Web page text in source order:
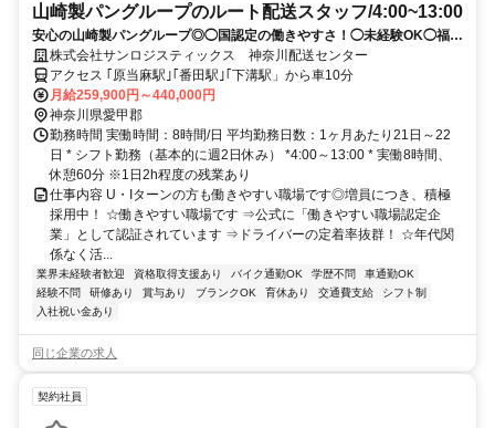
山崎製パングループのルート配送スタッフ/4:00~13:00
安心の山崎製パングループ◎◯国認定の働きやすさ！◯未経験OK◯福利
厚生も充実◎◯入社祝金20万円あり！★普通免許で応募OK！MT中型免
許は入社後に会社全額負担で取得（研修中も給与保証）★
株式会社サンロジスティックス 神奈川配送センター
アクセス ｢原当麻駅｣｢番田駅｣｢下溝駅」から車10分
月給259,900円～440,000円
神奈川県愛甲郡
勤務時間 実働時間：8時間/日 平均勤務日数：1ヶ月あたり21日～22
日 * シフト勤務（基本的に週2日休み） *4:00～13:00 * 実働8時間、
休憩60分 ※1日2h程度の残業あり
仕事内容 U・Iターンの方も働きやすい職場です◎増員につき、積極
採用中！ ☆働きやすい職場です ⇒公式に「働きやすい職場認定企
業」として認証されています ⇒ドライバーの定着率抜群！ ☆年代関
係なく活...
業界未経験者歓迎 資格取得支援あり バイク通勤OK 学歴不問
車通勤OK
経験不問
研修あり 賞与あり ブランクOK 育休あり 交通費支給
シフト制
入社祝い金あり
同じ企業の求人
契約社員